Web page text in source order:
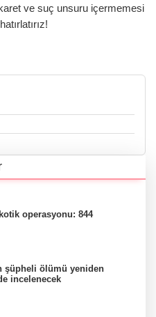
ve suç unsuru içermemesi
operasyonu: 844
şüpheli ölümü yeniden
incelenecek